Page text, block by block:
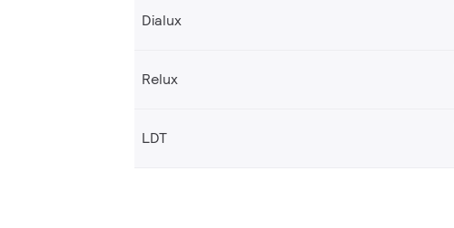
Dialux
Relux
LDT